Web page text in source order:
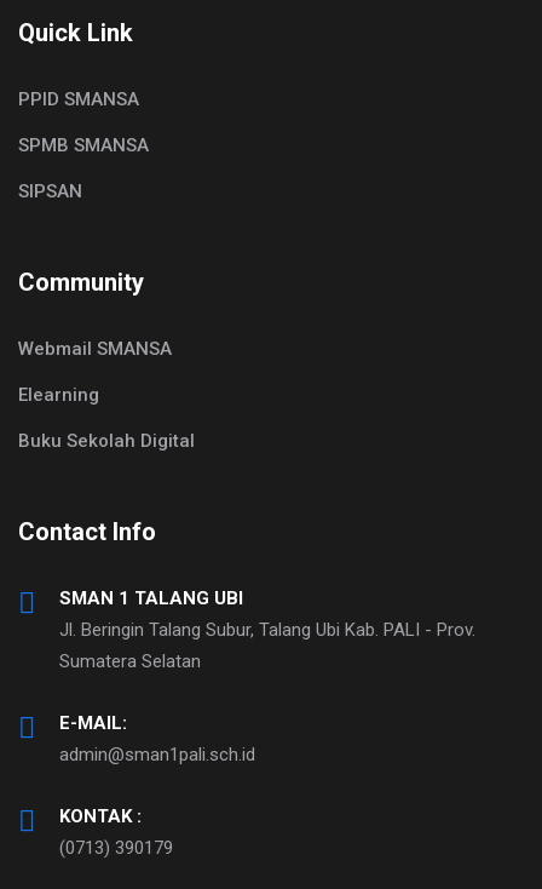
Quick Link
PPID SMANSA
SPMB SMANSA
SIPSAN
Community
Webmail SMANSA
Elearning
Buku Sekolah Digital
Contact Info
SMAN 1 TALANG UBI
Jl. Beringin Talang Subur, Talang Ubi Kab. PALI - Prov.
Sumatera Selatan
E-MAIL:
admin@sman1pali.sch.id
KONTAK :
(0713) 390179